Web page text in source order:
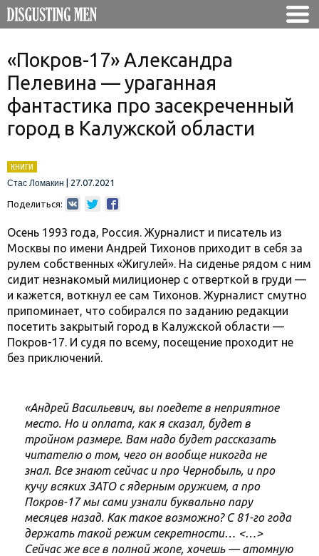
«Покров-17» Александра
Пелевина — ураганная
фантастика про засекреченный
город в Калужской области
КНИГИ
Стас Ломакин
27.07.2021
Поделиться:
Осень 1993 года, Россия. Журналист и писатель из
Москвы по имени Андрей Тихонов приходит в себя за
рулем собственных «Жигулей». На сиденье рядом с ним
сидит незнакомый милиционер с отверткой в груди —
и кажется, воткнул ее сам Тихонов. Журналист смутно
припоминает, что собирался по заданию редакции
посетить закрытый город в Калужской области —
Покров-17. И судя по всему, посещение проходит не
без приключений.
«Андрей Васильевич, вы поедете в неприятное
место. Но и оплата, как я сказал, будет в
тройном размере. Вам надо будет рассказать
читателю о том, чего он вообще никогда не
знал. Все знают сейчас и про Чернобыль, и про
кучу всяких ЗАТО с ядерным оружием, а про
Покров-17 мы сами узнали буквально пару
месяцев назад. Как такое возможно? С 81-го года
держать такой режим секретности… <…>
Сейчас же все в полной жопе, хочешь — атомную